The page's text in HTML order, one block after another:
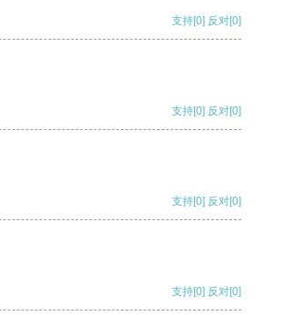
支持[0] 反对[0]
支持[0] 反对[0]
支持[0] 反对[0]
支持[0] 反对[0]